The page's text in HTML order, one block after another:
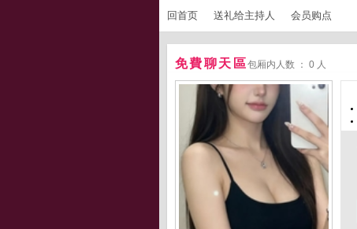
回首页 送礼给主持人 会员购点
免費聊天區包厢内人数 ： 0 人